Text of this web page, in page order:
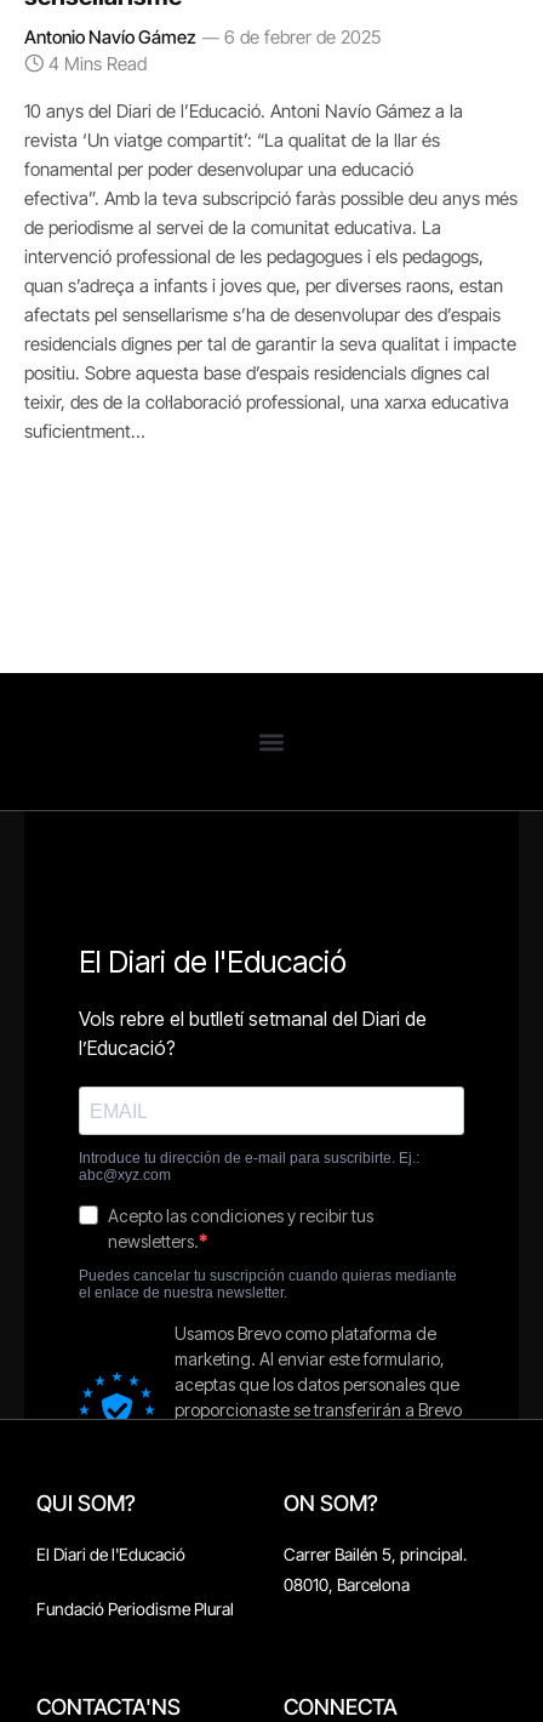
Antonio Navío Gámez
6 de febrer de 2025
4 Mins Read
10 anys del Diari de l’Educació. Antoni Navío Gámez a la
revista ‘Un viatge compartit’: “La qualitat de la llar és
fonamental per poder desenvolupar una educació
efectiva”. Amb la teva subscripció faràs possible deu anys més
de periodisme al servei de la comunitat educativa. La
intervenció professional de les pedagogues i els pedagogs,
quan s’adreça a infants i joves que, per diverses raons, estan
afectats pel sensellarisme s’ha de desenvolupar des d’espais
residencials dignes per tal de garantir la seva qualitat i impacte
positiu. Sobre aquesta base d’espais residencials dignes cal
teixir, des de la col·laboració professional, una xarxa educativa
suficientment…
QUI SOM?
El Diari de l'Educació
Fundació Periodisme Plural
ON SOM?
Carrer Bailén 5, principal.
08010, Barcelona
CONTACTA'NS CONNECTA